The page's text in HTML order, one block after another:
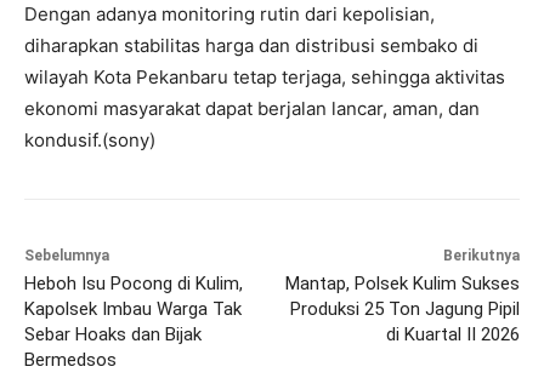
Dengan adanya monitoring rutin dari kepolisian,
diharapkan stabilitas harga dan distribusi sembako di
wilayah Kota Pekanbaru tetap terjaga, sehingga aktivitas
ekonomi masyarakat dapat berjalan lancar, aman, dan
kondusif.(sony)
Sebelumnya
Heboh Isu Pocong di Kulim,
Kapolsek Imbau Warga Tak
Sebar Hoaks dan Bijak
Bermedsos
Berikutnya
Mantap, Polsek Kulim Sukses
Produksi 25 Ton Jagung Pipil
di Kuartal II 2026